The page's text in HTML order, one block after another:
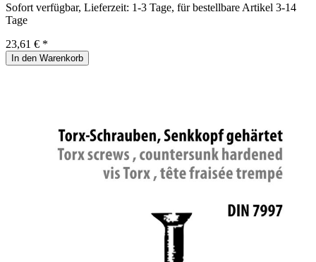
Sofort verfügbar, Lieferzeit: 1-3 Tage, für bestellbare Artikel 3-14
Tage
23,61 € *
In den Warenkorb